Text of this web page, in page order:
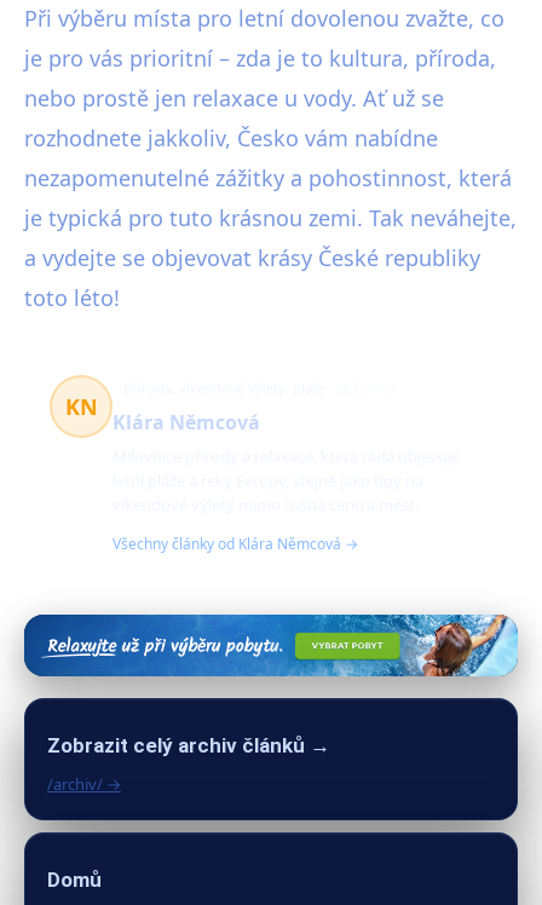
Při výběru místa pro letní dovolenou zvažte, co
je pro vás prioritní – zda je to kultura, příroda,
nebo prostě jen relaxace u vody. Ať už se
rozhodnete jakkoliv, Česko vám nabídne
nezapomenutelné zážitky a pohostinnost, která
je typická pro tuto krásnou zemi. Tak neváhejte,
a vydejte se objevovat krásy České republiky
toto léto!
KN
Klára Němcová
Všechny články od Klára Němcová →
Zobrazit celý archiv článků →
/archiv/ →
Domů